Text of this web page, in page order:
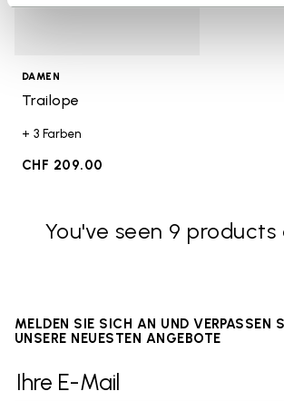
DAMEN
Trailope
+ 3 Farben
CHF 209.00
You've seen 9
MELDEN SIE SICH AN UND VERPASSEN
UNSERE NEUESTEN ANGEBOTE